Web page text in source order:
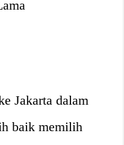
Jakarta dalam
baik memilih